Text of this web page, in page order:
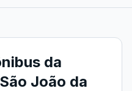
da
João da